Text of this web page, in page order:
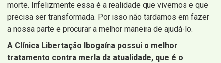
morte. Infelizmente essa é a realidade que vivemos e que
precisa ser transformada. Por isso não tardamos em fazer
a nossa parte e procurar a melhor maneira de ajudá-lo.
A Clínica Libertação Ibogaína possui o melhor
tratamento contra merla da atualidade, que é o